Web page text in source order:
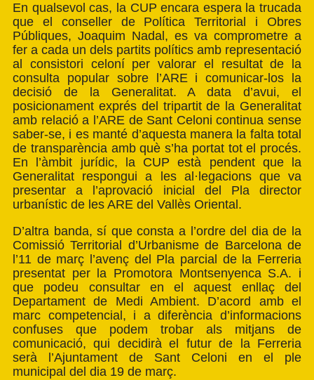
En qualsevol cas, la CUP encara espera la trucada
que el conseller de Política Territorial i Obres
Públiques, Joaquim Nadal, es va comprometre a
fer a cada un dels partits polítics amb representació
al consistori celoní per valorar el resultat de la
consulta popular sobre l’ARE i comunicar-los la
decisió de la Generalitat. A data d’avui, el
posicionament exprés del tripartit de la Generalitat
amb relació a l’ARE de Sant Celoni continua sense
saber-se, i es manté d’aquesta manera la falta total
de transparència amb què s’ha portat tot el procés.
En l’àmbit jurídic, la CUP està pendent que la
Generalitat respongui a les al·legacions que va
presentar a l’aprovació inicial del Pla director
urbanístic de les ARE del Vallès Oriental.
D’altra banda, sí que consta a l’ordre del dia de la
Comissió Territorial d’Urbanisme de Barcelona de
l’11 de març l’avenç del Pla parcial de la Ferreria
presentat per la Promotora Montsenyenca S.A. i
que podeu consultar en el aquest enllaç del
Departament de Medi Ambient. D’acord amb el
marc competencial, i a diferència d’informacions
confuses que podem trobar als mitjans de
comunicació, qui decidirà el futur de la Ferreria
serà l’Ajuntament de Sant Celoni en el ple
municipal del dia 19 de març.